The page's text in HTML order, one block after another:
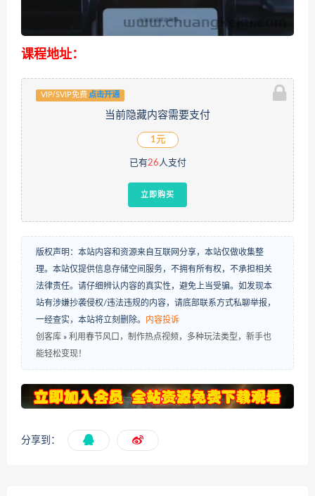
课程地址：
VIP/SVIP免费 点击开通
当前隐藏内容需要支付
1元
已有26人支付
立即购买
版权声明：本站内容和资源来自互联网分享，本站仅做收集整
理。本站仅提供信息存储空间服务，不拥有所有权，不承担相关
法律责任。请仔细辨认内容的真实性，避免上当受骗。如发现本
站有涉嫌抄袭侵权/违法违规的内容，请底部联系方式私聊举报，
一经查实，本站将立刻删除。 内容投诉
创客库 » 利用春节风口，制作热点视频，多种玩法类型，新手也
能轻松变现！
分享到：